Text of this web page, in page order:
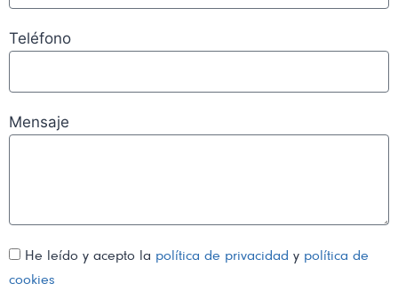
Teléfono
Mensaje
He leído y acepto la política de privacidad y política de
cookies